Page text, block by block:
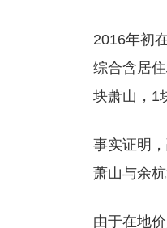
2016年初
综合含居
块萧山，1
事实证明
萧山与余
由于在地